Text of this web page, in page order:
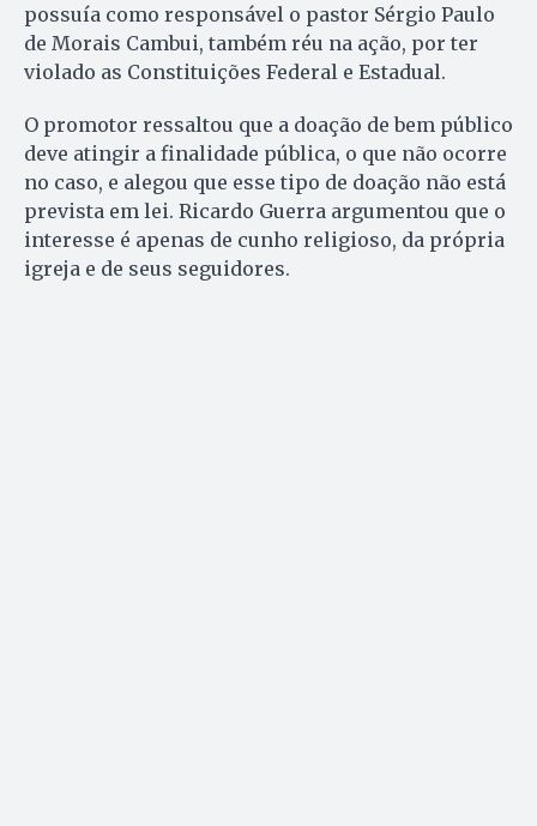
possuía como responsável o pastor Sérgio Paulo
de Morais Cambui, também réu na ação, por ter
violado as Constituições Federal e Estadual.
O promotor ressaltou que a doação de bem público
deve atingir a finalidade pública, o que não ocorre
no caso, e alegou que esse tipo de doação não está
prevista em lei. Ricardo Guerra argumentou que o
interesse é apenas de cunho religioso, da própria
igreja e de seus seguidores.